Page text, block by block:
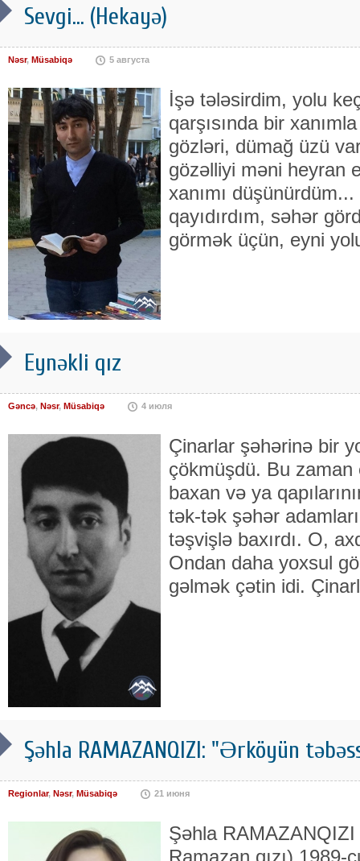
Sevgi... (Hekayə)
Nəsr, Müsabiqə 5 августа
İşə tələsirdim, yolu
qarşısında bir
gözləri, dümağ üzü
gözəlliyi məni heyran
xanımı
qayıdırdım, səhər
görmək üçün, eyni
Eynəkli qız
Gəncə, Nəsr, Müsabiqə 4 июля
Çinarlar şəhərinə bir
çökmüşdü. Bu
baxan və ya
tək-tək şəhər
təşvişlə baxırdı. O,
Ondan daha yoxsul
gəlmək çətin idi.
Şəhla RAMAZANQIZI: "Ərköyün
Regionlar, Nəsr, Müsabiqə 21 июня
Şəhla
Ramazan qızı) 1989-